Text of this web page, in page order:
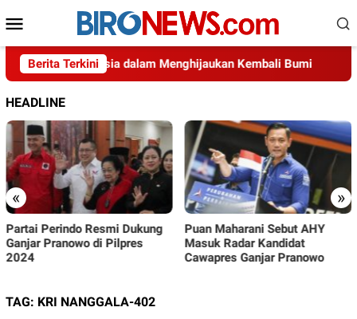
ke
kontenMobile
Berita Terkini
Usaha Indonesia dalam Menghijaukan Kembali Bumi
HEADLINE
« »
Puan Maharani Sebut AHY
Masuk Radar Kandidat
Cawapres Ganjar Pranowo
PSI Siap Jadi ‘Kuda
Pemilu 2024
TAG: KRI NANGGALA-402